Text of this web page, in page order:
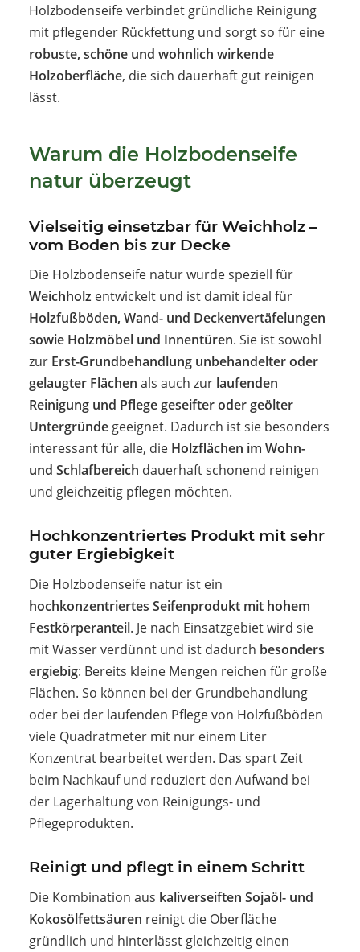
Holzbodenseife verbindet gründliche Reinigung
mit pflegender Rückfettung und sorgt so für eine
robuste, schöne und wohnlich wirkende
Holzoberfläche, die sich dauerhaft gut reinigen
lässt.
Warum die Holzbodenseife
natur überzeugt
Vielseitig einsetzbar für Weichholz –
vom Boden bis zur Decke
Die Holzbodenseife natur wurde speziell für
Weichholz entwickelt und ist damit ideal für
Holzfußböden, Wand- und Deckenvertäfelungen
sowie Holzmöbel und Innentüren. Sie ist sowohl
zur Erst-Grundbehandlung unbehandelter oder
gelaugter Flächen als auch zur laufenden
Reinigung und Pflege geseifter oder geölter
Untergründe geeignet. Dadurch ist sie besonders
interessant für alle, die Holzflächen im Wohn-
und Schlafbereich dauerhaft schonend reinigen
und gleichzeitig pflegen möchten.
Hochkonzentriertes Produkt mit sehr
guter Ergiebigkeit
Die Holzbodenseife natur ist ein
hochkonzentriertes Seifenprodukt mit hohem
Festkörperanteil. Je nach Einsatzgebiet wird sie
mit Wasser verdünnt und ist dadurch besonders
ergiebig: Bereits kleine Mengen reichen für große
Flächen. So können bei der Grundbehandlung
oder bei der laufenden Pflege von Holzfußböden
viele Quadratmeter mit nur einem Liter
Konzentrat bearbeitet werden. Das spart Zeit
beim Nachkauf und reduziert den Aufwand bei
der Lagerhaltung von Reinigungs- und
Pflegeprodukten.
Reinigt und pflegt in einem Schritt
Die Kombination aus kaliverseiften Sojaöl- und
Kokosölfettsäuren reinigt die Oberfläche
gründlich und hinterlässt gleichzeitig einen